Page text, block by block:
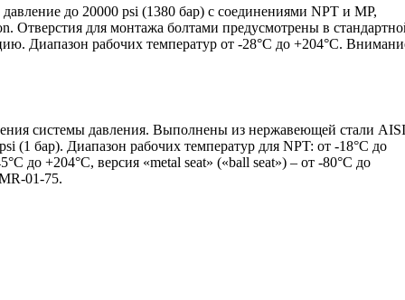
до 20000 psi (1380 бар) с соединениями NPT и MP,
для монтажа болтами предусмотрены в
Диапазон рабочих температур от -28°C до +204°C.
системы давления. Выполнены из нержавеющей стали
(1 бар). Диапазон рабочих температур для NPT: от -18°C до
до +204°C, версия «metal seat» («ball seat») – от -80°C до
01-75.